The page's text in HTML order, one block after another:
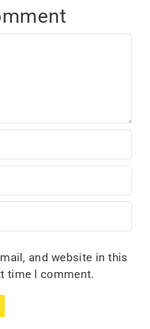
and website in this
time I comment.